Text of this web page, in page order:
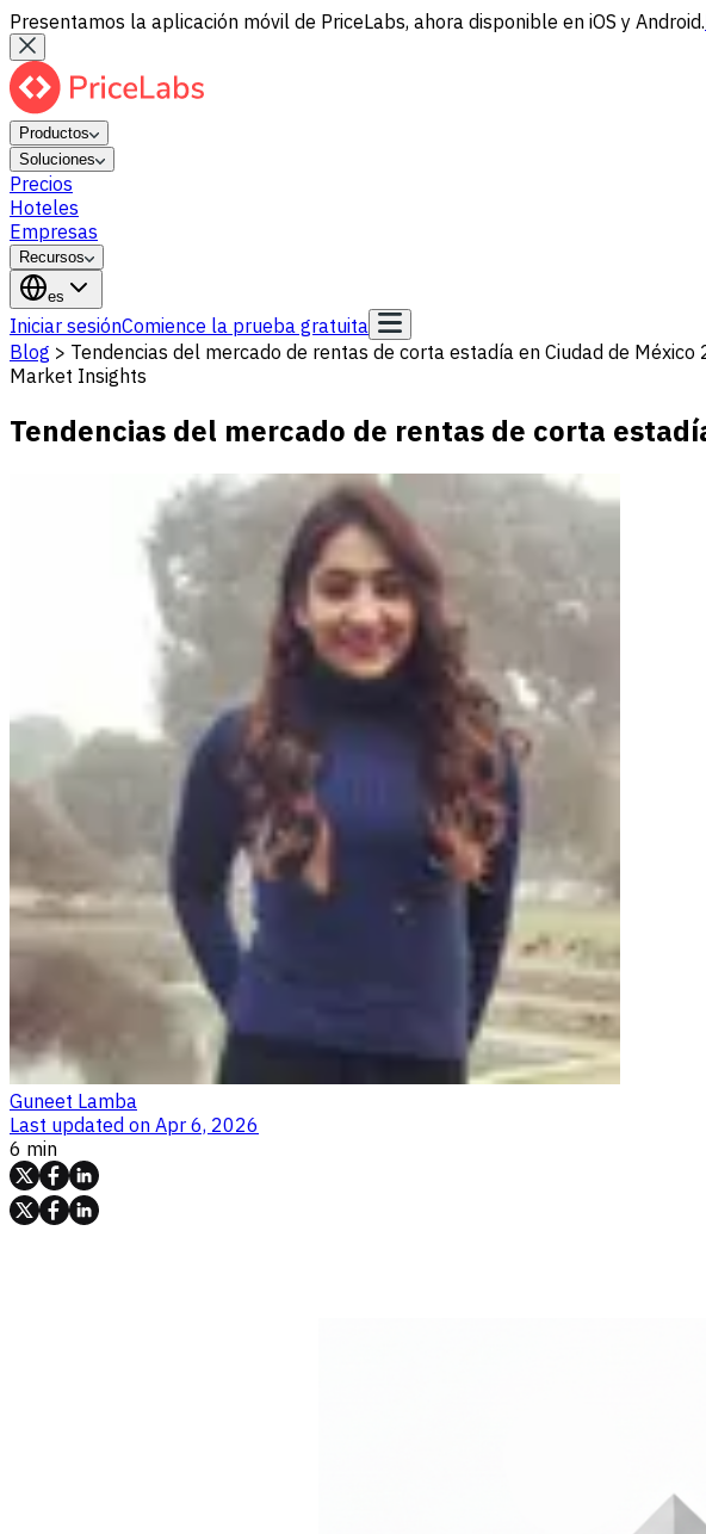
Presentamos la aplicación móvil de PriceLabs, ahora disponible en iOS y Android.
Productos
Soluciones
Precios
Hoteles
Empresas
Recursos
es
Iniciar sesiónComience la prueba gratuita
Blog > Tendencias del mercado de rentas de corta estadía en Ciudad de
Market Insights
Tendencias del mercado de rentas de corta
Guneet Lamba
Last updated on Apr 6, 2026
6 min